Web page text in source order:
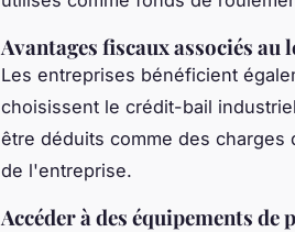
Avantages fiscaux associés
Les entreprises bénéficient
choisissent le crédit-bail
être déduits comme des
de l'entreprise.
Accéder à des équipements